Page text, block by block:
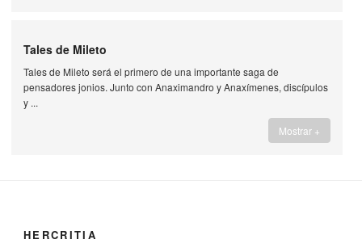
Tales de Mileto
Tales de Mileto será el primero de una importante saga de
pensadores jonios. Junto con Anaximandro y Anaxímenes, discípulos
y ...
Mostrar +
HERCRITIA